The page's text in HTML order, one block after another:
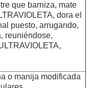
que barniza, mate
dora el
puesto, arrugando,
reuniéndose,
o manija modificada